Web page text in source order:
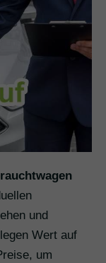
und
Wert auf
um